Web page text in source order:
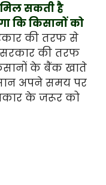
मिल सकती है
कि किसानों को
की तरफ से
सरकार की तरफ
के बैंक खाते
अपने समय पर
के जरूर को